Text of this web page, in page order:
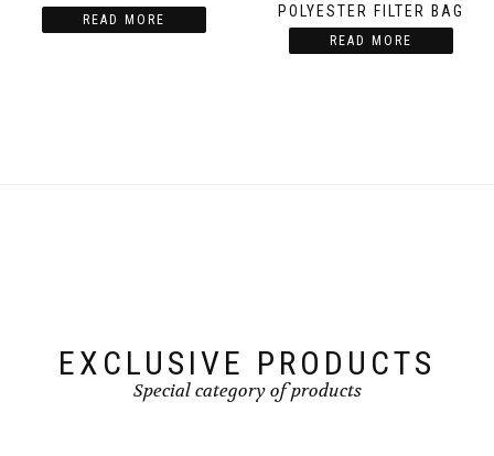
READ MORE
POLYESTER FILTER BAG
READ MORE
EXCLUSIVE PRODUCTS
Special category of products